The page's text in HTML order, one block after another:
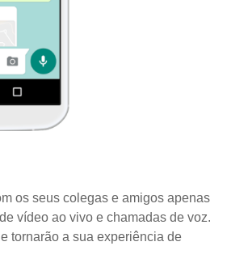
os seus colegas e amigos apenas
vídeo ao vivo e chamadas de voz.
tornarão a sua experiência de